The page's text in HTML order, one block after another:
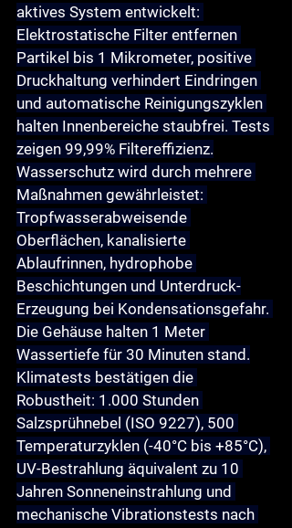
aktives System entwickelt:
Elektrostatische Filter entfernen
Partikel bis 1 Mikrometer, positive
Druckhaltung verhindert Eindringen
und automatische Reinigungszyklen
halten Innenbereiche staubfrei. Tests
zeigen 99,99% Filtereffizienz.
Wasserschutz wird durch mehrere
Maßnahmen gewährleistet:
Tropfwasserabweisende
Oberflächen, kanalisierte
Ablaufrinnen, hydrophobe
Beschichtungen und Unterdruck-
Erzeugung bei Kondensationsgefahr.
Die Gehäuse halten 1 Meter
Wassertiefe für 30 Minuten stand.
Klimatests bestätigen die
Robustheit: 1.000 Stunden
Salzsprühnebel (ISO 9227), 500
Temperaturzyklen (-40°C bis +85°C),
UV-Bestrahlung äquivalent zu 10
Jahren Sonneneinstrahlung und
mechanische Vibrationstests nach